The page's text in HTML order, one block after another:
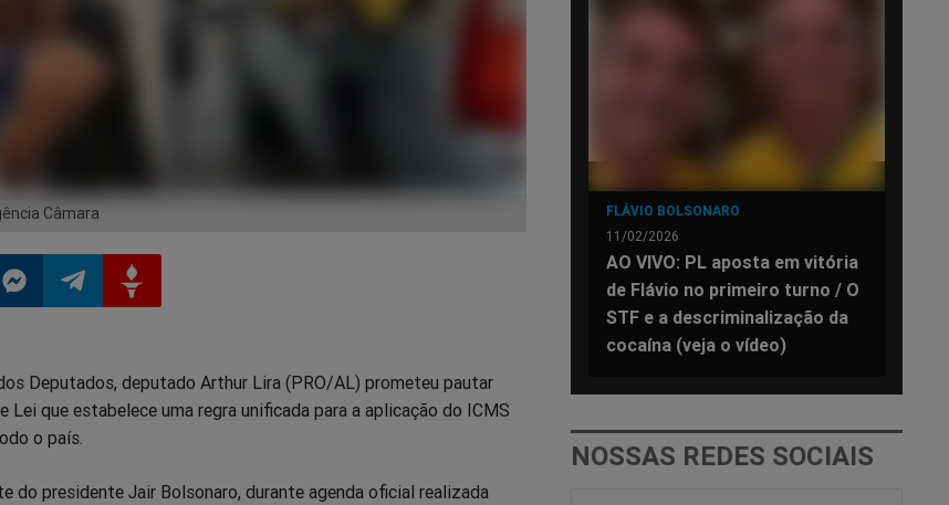
Câmara
no
no
Telegram
no
Deputados, deputado Arthur Lira (PRO/AL) prometeu pautar
Lei que estabelece uma regra unificada para a aplicação do ICMS
o país.
do presidente Jair Bolsonaro, durante agenda oficial realizada
FLÁVIO BOLSONARO
11/02/2026
AO VIVO: PL aposta em vitória
de Flávio no primeiro turno / O
STF e a descriminalização da
cocaína (veja o vídeo)
NOSSAS REDES SOCIAIS